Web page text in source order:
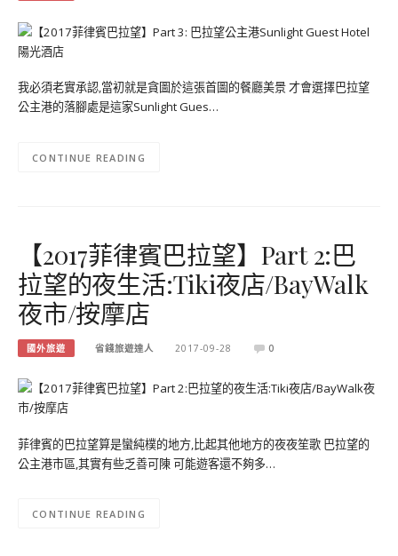
我必須老實承認,當初就是貪圖於這張首圖的餐廳美景 才會選擇巴拉望
公主港的落腳處是這家Sunlight Gues…
CONTINUE READING
【2017菲律賓巴拉望】Part 2:巴
拉望的夜生活:Tiki夜店/BayWalk
夜市/按摩店
國外旅遊 省錢旅遊達人 2017-09-28 0
菲律賓的巴拉望算是蠻純樸的地方,比起其他地方的夜夜笙歌 巴拉望的
公主港市區,其實有些乏善可陳 可能遊客還不夠多…
CONTINUE READING